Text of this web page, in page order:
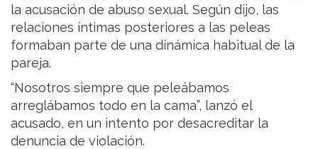
la acusación de abuso sexual. Según dijo, las
relaciones íntimas posteriores a las peleas
formaban parte de una dinámica habitual de la
pareja.
“Nosotros siempre que peleábamos
arreglábamos todo en la cama”, lanzó el
acusado, en un intento por desacreditar la
denuncia de violación.